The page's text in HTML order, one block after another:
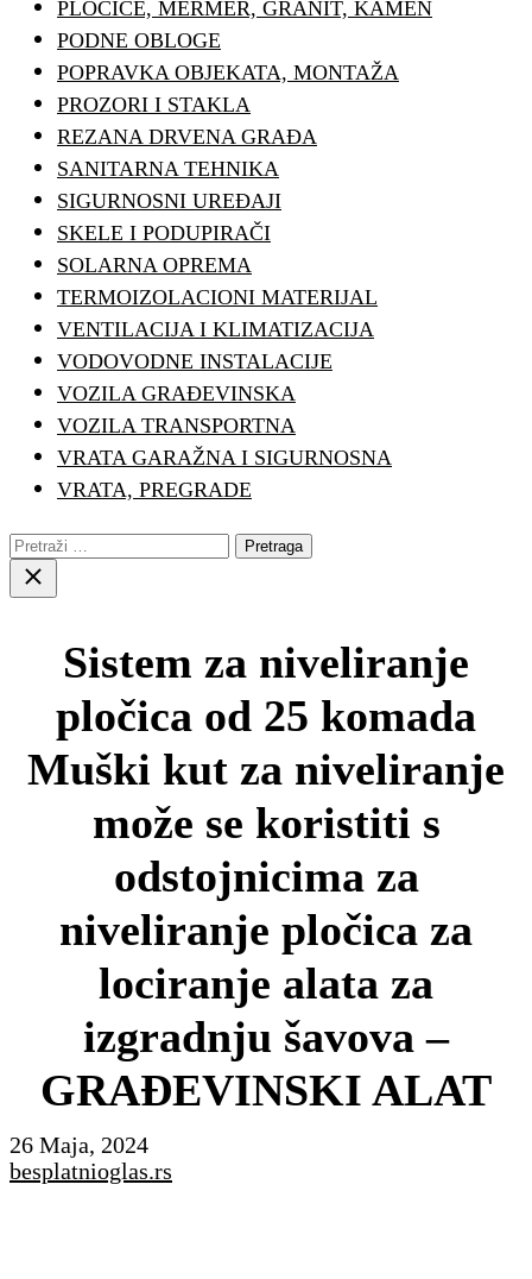
PLOČICE, MERMER, GRANIT, KAMEN
PODNE OBLOGE
POPRAVKA OBJEKATA, MONTAŽA
PROZORI I STAKLA
REZANA DRVENA GRAĐA
SANITARNA TEHNIKA
SIGURNOSNI UREĐAJI
SKELE I PODUPIRAČI
SOLARNA OPREMA
TERMOIZOLACIONI MATERIJAL
VENTILACIJA I KLIMATIZACIJA
VODOVODNE INSTALACIJE
VOZILA GRAĐEVINSKA
VOZILA TRANSPORTNA
VRATA GARAŽNA I SIGURNOSNA
VRATA, PREGRADE
Pretraga:
Close
search
Sistem za niveliranje
pločica od 25 komada
Muški kut za niveliranje
može se koristiti s
odstojnicima za
niveliranje pločica za
lociranje alata za
izgradnju šavova –
GRAĐEVINSKI ALAT
26 Maja, 2024
besplatnioglas.rs